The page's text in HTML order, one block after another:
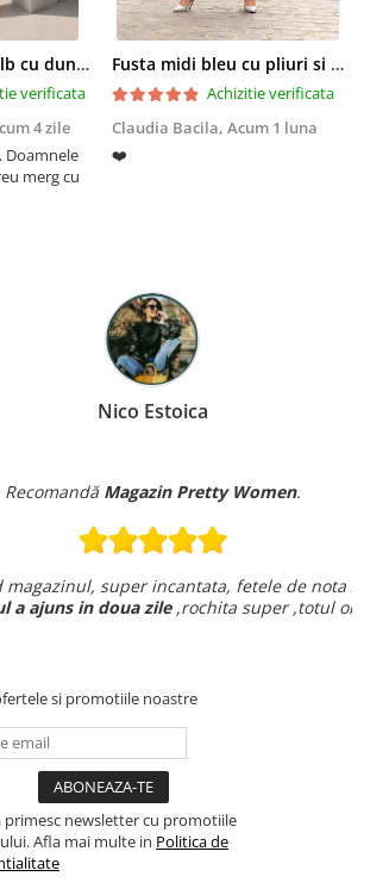
Compleu dama alb cu dungi laterale in nuante de verde si negru
verificata
4 zile
merg cu
Fusta midi bleu cu pliuri si buzunare
Achizitie verificata
Claudia Bacila, Acum 1 luna
❤️
Nico Estoica
Magazin Pretty Women.
super incantata, fetele de nota zece
in doua zile,rochita super ,totul ok .
si promotiile noastre
primesc newsletter cu promotiile
Afla mai multe in Politica de